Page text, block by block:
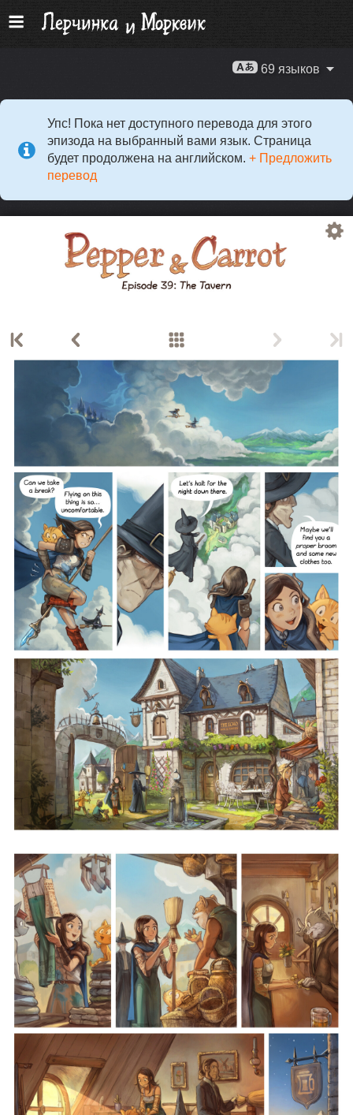
69 языков
Упс! Пока нет доступного перевода для этого
эпизода на выбранный вами язык. Страница
будет продолжена на английском. + Предложить
перевод